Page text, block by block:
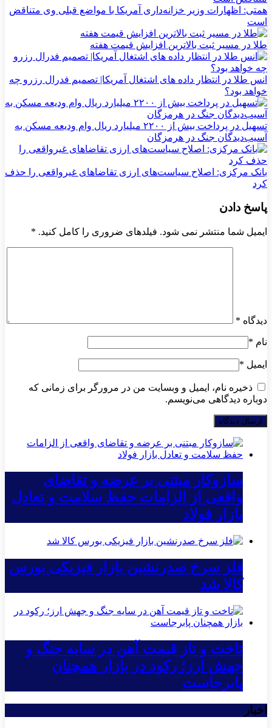
همتی: اظهارات وزیر خزانه‌داری آمریکا با مواضع قبلی وی متناقض
است
طلا در مسیر ثبت بالاترین افزایش قیمت هفته
انس طلا در انتظار داده های اشتغال آمریکا| تصمیم فدرال رزرو چه
خواهد بود؟
تسهیل در پرداخت بیش از ۲۲۰۰ میلیارد ریال وام ودیعه مسکن به
آسیب‌دیدگان جنگ در هرمزگان
بانک مرکزی: اصلاح سیاست‌های ارزی تقاضاهای غیرواقعی را حذف
کرد
پاسخ دادن
ایمیل شما منتشر نمی شود. فیلدهای ضروری را کامل کنید. *
دیدگاه *
نام *
ایمیل *
ذخیره نام، ایمیل و وبسایت من در مرورگر برای زمانی که
دوباره دیدگاهی می‌نویسم.
سازوکار مبتنی بر عرضه و تقاضای
واقعی از الزامات حفظ سلامت و تعادل
بازار فولاد
فلز سرخ صدرنشین بازار فیزیکی بورس
کالا شد
تاخت و تاز قیمت آهن در سایه جنگ و
جهش ارز؛ رکود در بازار همچنان
پابرجاست
اخبار